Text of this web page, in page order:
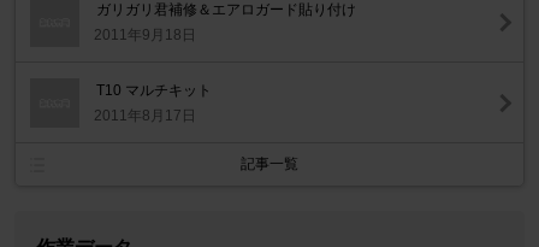
ガリガリ君補修＆エアロガード貼り付け
2011年9月18日
T10 マルチキット
2011年8月17日
記事一覧